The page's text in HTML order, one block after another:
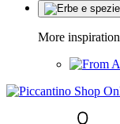
More inspiration